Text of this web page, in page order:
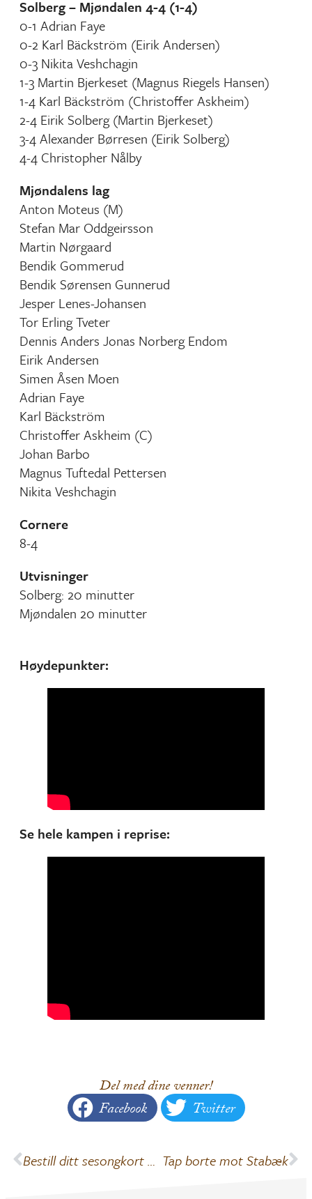
Solberg – Mjøndalen 4-4 (1-4)
0-1 Adrian Faye
0-2 Karl Bäckström (Eirik Andersen)
0-3 Nikita Veshchagin
1-3 Martin Bjerkeset (Magnus Riegels Hansen)
1-4 Karl Bäckström (Christoffer Askheim)
2-4 Eirik Solberg (Martin Bjerkeset)
3-4 Alexander Børresen (Eirik Solberg)
4-4 Christopher Nålby
Mjøndalens lag
Anton Moteus (M)
Stefan Mar Oddgeirsson
Martin Nørgaard
Bendik Gommerud
Bendik Sørensen Gunnerud
Jesper Lenes-Johansen
Tor Erling Tveter
Dennis Anders Jonas Norberg Endom
Eirik Andersen
Simen Åsen Moen
Adrian Faye
Karl Bäckström
Christoffer Askheim (C)
Johan Barbo
Magnus Tuftedal Pettersen
Nikita Veshchagin
Cornere
8-4
Utvisninger
Solberg: 20 minutter
Mjøndalen 20 minutter
Høydepunkter:
Se hele kampen i reprise:
Del med dine venner!
Facebook Twitter
Bestill ditt sesongkort 2025/26 nå! Tap borte mot Stabæk